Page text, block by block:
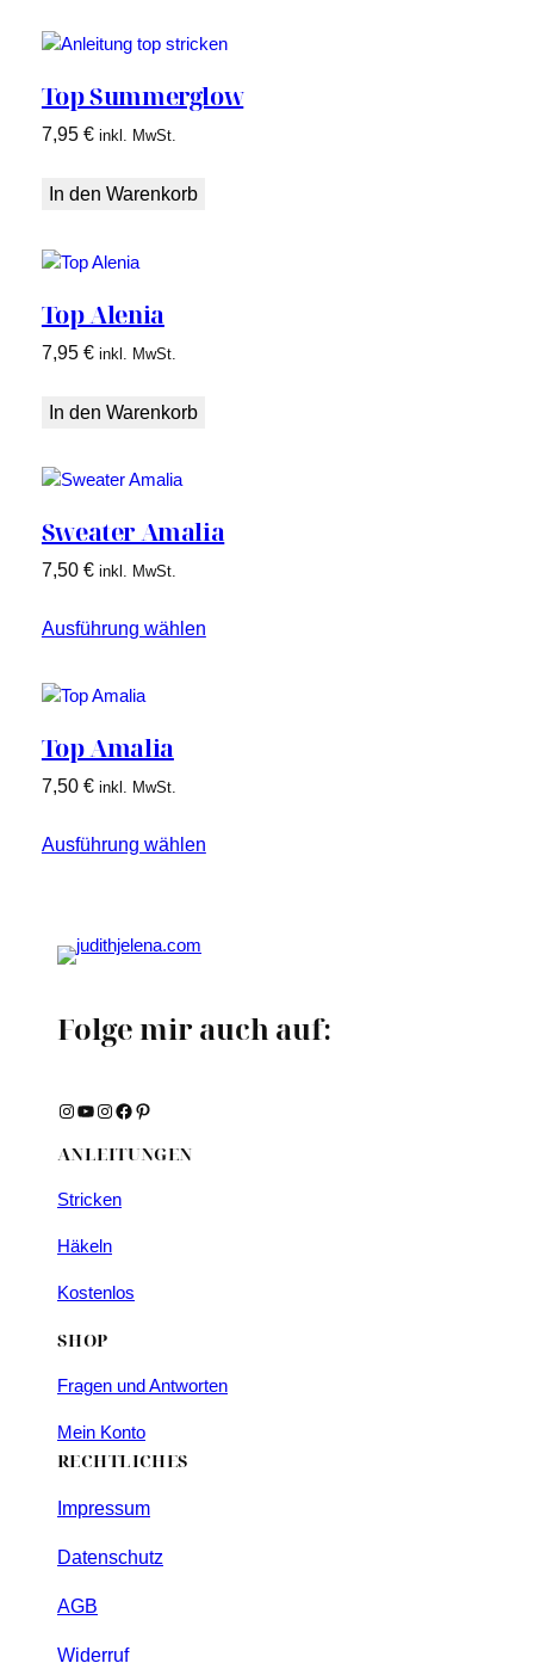
Top Summerglow
7,95 € inkl. MwSt.
In den Warenkorb
Top Alenia
7,95 € inkl. MwSt.
In den Warenkorb
Sweater Amalia
7,50 € inkl. MwSt.
Ausführung wählen
Top Amalia
7,50 € inkl. MwSt.
Ausführung wählen
Folge mir auch auf:
Instagram YouTube Instagram Facebook Pinterest
ANLEITUNGEN
Stricken
Häkeln
Kostenlos
SHOP
Fragen und Antworten
Mein Konto
RECHTLICHES
Impressum
Datenschutz
AGB
Widerruf